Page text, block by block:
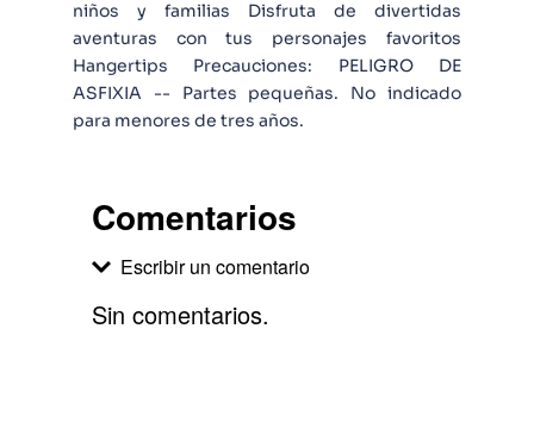
niños y familias Disfruta de divertidas
aventuras con tus personajes favoritos
Hangertips Precauciones: PELIGRO DE
ASFIXIA -- Partes pequeñas. No indicado
para menores de tres años.
Comentarios
Escribir un comentario
Sin comentarios.